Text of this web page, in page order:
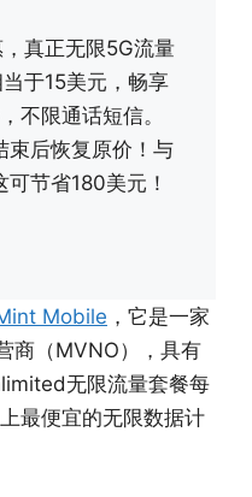
真正无限5G流量
于15美元，畅享
不限通话短信。
束后恢复原价！与
节省180美元！
Mobile ，它是一家
商（MVNO），具有
无限流量套餐每
最便宜的无限数据计